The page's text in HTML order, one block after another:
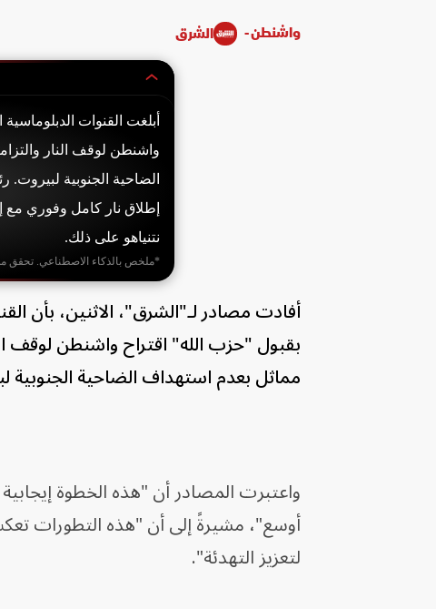
واشنطن - الشرق
أبلغت القنوات الدبلوماسية
واشنطن لوقف النار
الضاحية الجنوبية
إطلاق نار كامل وفوري
نتنياهو على ذلك.
*ملخص بالذكاء الاصطناعي. تحقق
أفادت مصادر لـ"الشرق"، الاثنين، بأن
بقبول "حزب الله" اقتراح واشنطن لوقف
مماثل بعدم استهداف الضاحية الجنوبية
واعتبرت المصادر أن "هذه الخطوة
أوسع"، مشيرةً إلى أن "هذه التطورات
لتعزيز التهدئة".